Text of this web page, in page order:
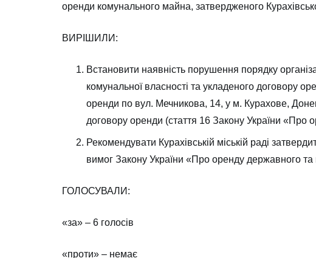
оренди комунального майна, затвердженого
ВИРІШИЛИ:
Встановити наявність порушення порядку
комунальної власності та укладеного договору
оренди по вул. Мечникова, 14, у м. Курахове,
договору оренди (стаття 16 Закону України
Рекомендувати Курахівській міській раді
вимог Закону України «Про оренду державного
ГОЛОСУВАЛИ:
«за» – 6 голосів
«проти» – немає